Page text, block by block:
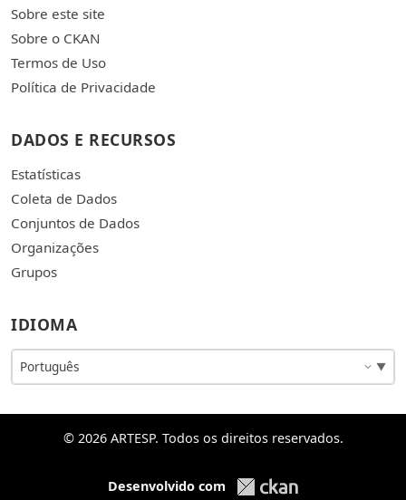
Sobre este site
Sobre o CKAN
Termos de Uso
Política de Privacidade
DADOS E RECURSOS
Estatísticas
Coleta de Dados
Conjuntos de Dados
Organizações
Grupos
IDIOMA
© 2026 ARTESP. Todos os direitos reservados.
Desenvolvido com